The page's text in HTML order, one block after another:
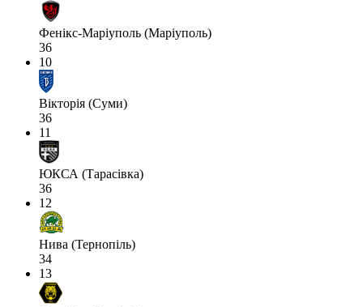
Фенікс-Маріуполь (Маріуполь)
36
10
Вікторія (Суми)
36
11
ЮКСА (Тарасівка)
36
12
Нива (Тернопіль)
34
13